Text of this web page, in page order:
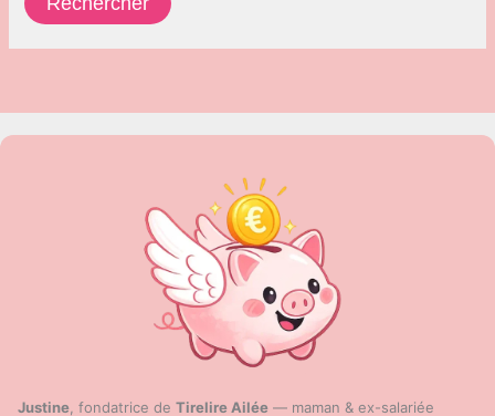
Justine, fondatrice de Tirelire Ailée — maman & ex-salariée